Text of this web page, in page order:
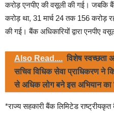
करोड़ एनपीए की वसूली की गई। जबकि
करोड़ था, 31 मार्च 24 तक 156 करोड़
की गई। बैंक अधिकारियों द्वारा एनपीए
Also Read.... विशेष स्वच्छता
सचिव विधिक सेवा प्राधिकरण ने
से अधिक लोग बने इस अभियान का
*राज्य सहकारी बैंक लिमिटेड राष्ट्रीयकृत